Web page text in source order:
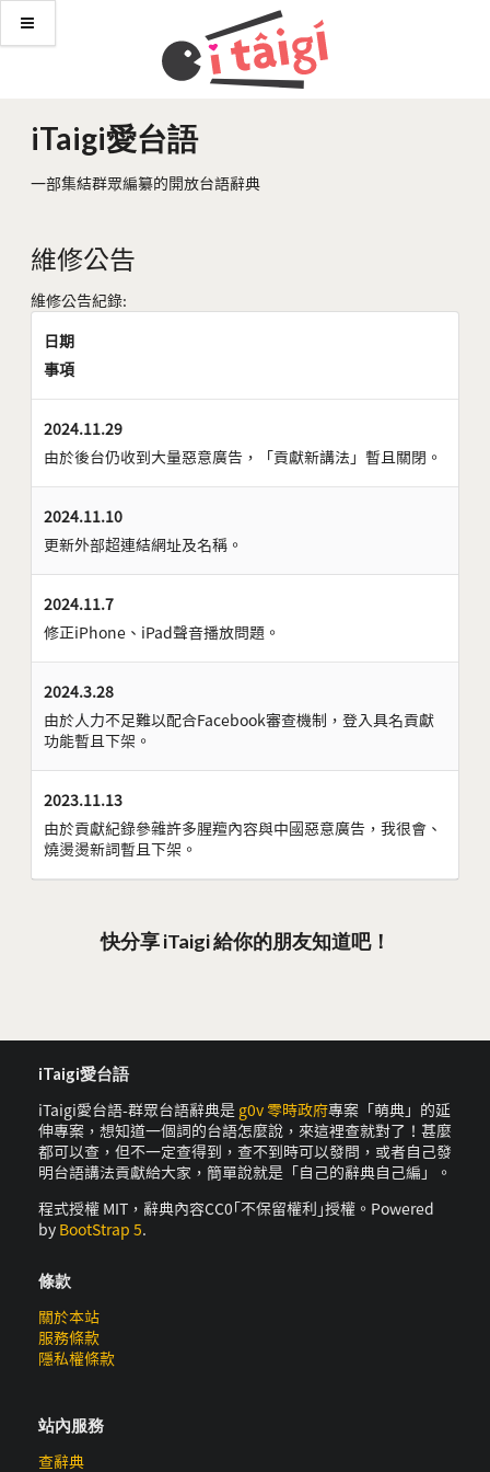
iTaigi愛台語
一部集結群眾編纂的開放台語辭典
維修公告
維修公告紀錄:
日期
事項
2024.11.29
由於後台仍收到大量惡意廣告，「貢獻新講法」暫且關閉。
2024.11.10
更新外部超連結網址及名稱。
2024.11.7
修正iPhone、iPad聲音播放問題。
2024.3.28
由於人力不足難以配合Facebook審查機制，登入具名貢獻
功能暫且下架。
2023.11.13
由於貢獻紀錄參雜許多腥羶內容與中國惡意廣告，我很會、
燒燙燙新詞暫且下架。
快分享 iTaigi 給你的朋友知道吧！
iTaigi愛台語
iTaigi愛台語-群眾台語辭典是 g0v 零時政府專案「萌典」的延
伸專案，想知道一個詞的台語怎麼說，來這裡查就對了！甚麼
都可以查，但不一定查得到，查不到時可以發問，或者自己發
明台語講法貢獻給大家，簡單說就是「自己的辭典自己編」。
程式授權 MIT，辭典內容CC0｢不保留權利｣授權。Powered
by BootStrap 5.
條款
關於本站
服務條款
隱私權條款
站內服務
查辭典